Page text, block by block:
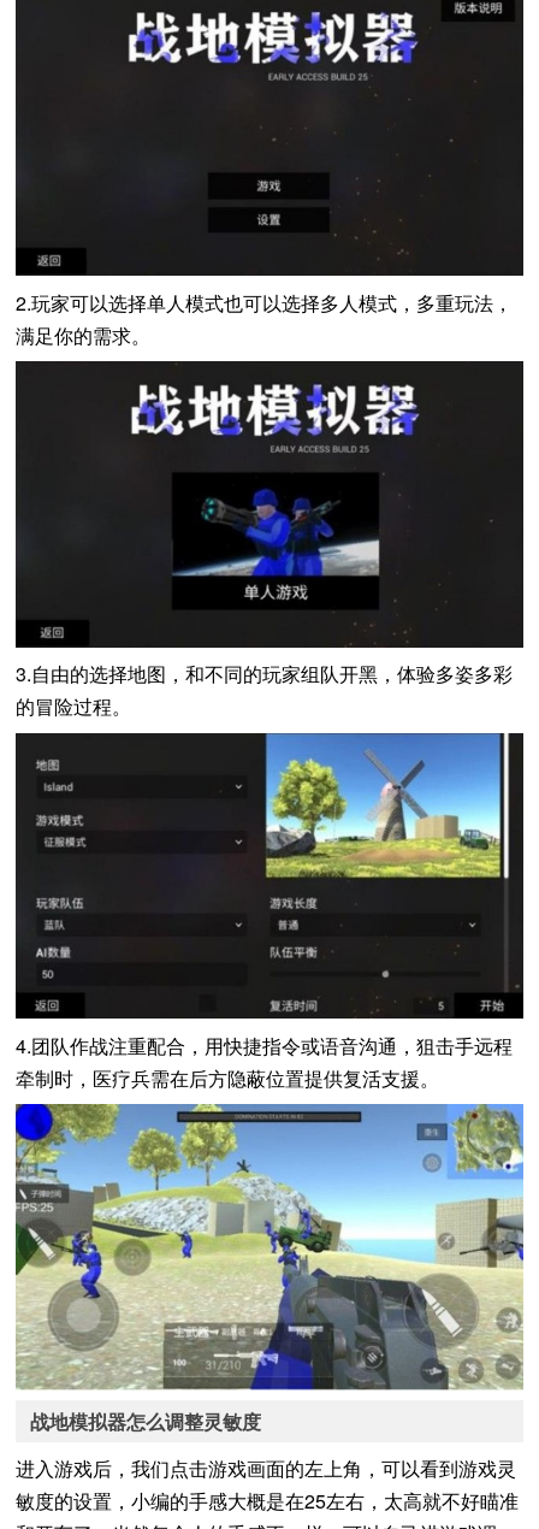
2.玩家可以选择单人模式也可以选择多人模式，多重玩法，
满足你的需求。
3.自由的选择地图，和不同的玩家组队开黑，体验多姿多彩
的冒险过程。
4.团队作战注重配合，用快捷指令或语音沟通，狙击手远程
牵制时，医疗兵需在后方隐蔽位置提供复活支援。
战地模拟器怎么调整灵敏度
进入游戏后，我们点击游戏画面的左上角，可以看到游戏灵
敏度的设置，小编的手感大概是在25左右，太高就不好瞄准